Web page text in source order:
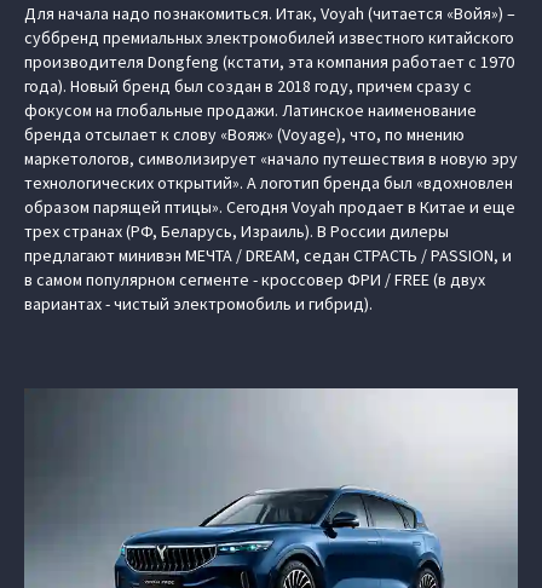
Для начала надо познакомиться. Итак, Voyah (читается «Войя») –
суббренд премиальных электромобилей известного китайского
производителя Dongfeng (кстати, эта компания работает с 1970
года). Новый бренд был создан в 2018 году, причем сразу с
фокусом на глобальные продажи. Латинское наименование
бренда отсылает к слову «Вояж» (Voyage), что, по мнению
маркетологов, символизирует «начало путешествия в новую эру
технологических открытий». А логотип бренда был «вдохновлен
образом парящей птицы». Сегодня Voyah продает в Китае и еще
трех странах (РФ, Беларусь, Израиль). В России дилеры
предлагают минивэн МЕЧТА / DREAM, седан СТРАСТЬ / PASSION, и
в самом популярном сегменте - кроссовер ФРИ / FREE (в двух
вариантах - чистый электромобиль и гибрид).